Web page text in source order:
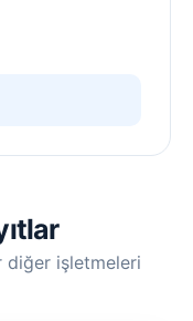
diğer işletmeleri